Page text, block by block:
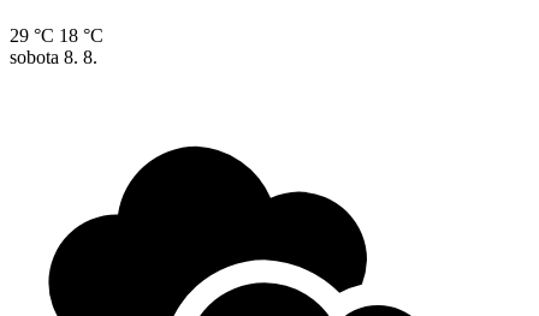
29 °C 18 °C
sobota 8. 8.